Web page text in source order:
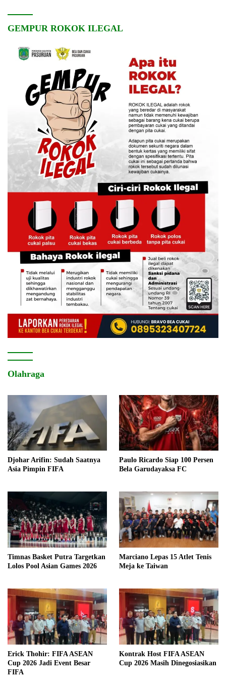
GEMPUR ROKOK ILEGAL
Olahraga
Djohar Arifin: Sudah Saatnya
Asia Pimpin FIFA
Paulo Ricardo Siap 100 Persen
Bela Garudayaksa FC
Timnas Basket Putra Targetkan
Lolos Pool Asian Games 2026
Marciano Lepas 15 Atlet Tenis
Meja ke Taiwan
Erick Thohir: FIFA ASEAN
Cup 2026 Jadi Event Besar
FIFA
Kontrak Host FIFA ASEAN
Cup 2026 Masih Dinegosiasikan